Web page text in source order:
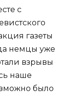
с
газеты
немцы уже
взрывы
наше
было